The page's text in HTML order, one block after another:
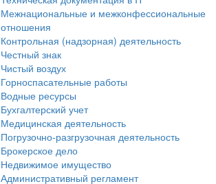
Межнациональные и межконфессиональные
отношения
Контрольная (надзорная) деятельность
Честный знак
Чистый воздух
Горноспасательные работы
Водные ресурсы
Бухгалтерский учет
Медицинская деятельность
Погрузочно-разгрузочная деятельность
Брокерское дело
Недвижимое имущество
Административный регламент